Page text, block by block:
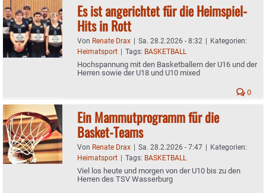
Es ist angerichtet für die Heimspiel-
Hits in Rott
Von Renate Drax | Sa. 28.2.2026 - 8:32 | Kategorien:
Heimatsport | Tags: BASKETBALL
Hochspannung mit den Basketballern der U16 und der
Herren sowie der U18 und U10 mixed
0
Ein Mammutprogramm für die
Basket-Teams
Von Renate Drax | Sa. 28.2.2026 - 7:47 | Kategorien:
Heimatsport | Tags: BASKETBALL
Viel los heute und morgen von der U10 bis zu den
Herren des TSV Wasserburg